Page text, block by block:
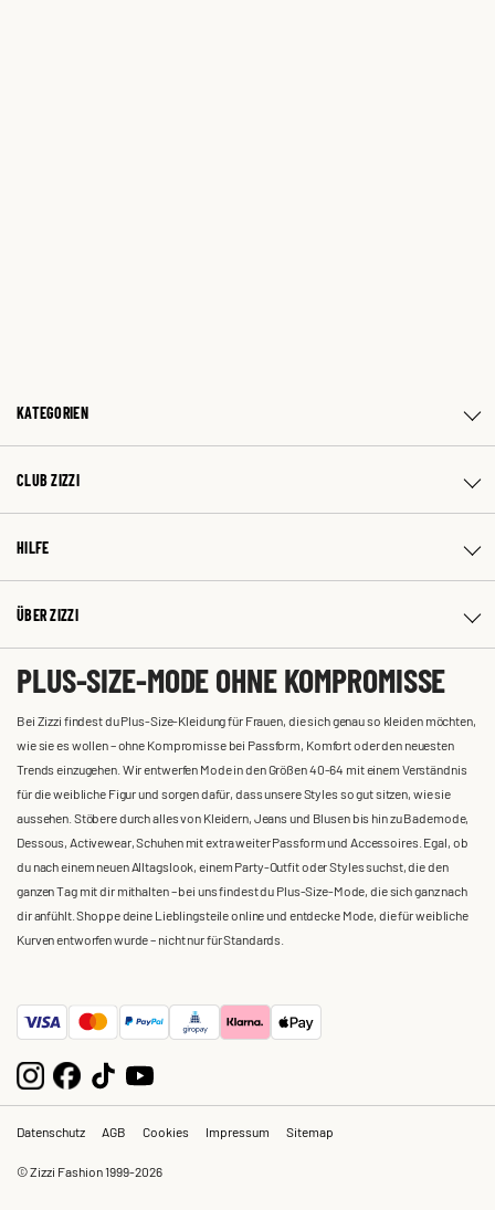
KATEGORIEN
CLUB ZIZZI
HILFE
ÜBER ZIZZI
PLUS-SIZE-MODE OHNE KOMPROMISSE
Bei Zizzi findest du Plus-Size-Kleidung für Frauen, die sich genau so kleiden möchten,
wie sie es wollen – ohne Kompromisse bei Passform, Komfort oder den neuesten
Trends einzugehen. Wir entwerfen Mode in den Größen 40-64 mit einem Verständnis
für die weibliche Figur und sorgen dafür, dass unsere Styles so gut sitzen, wie sie
aussehen. Stöbere durch alles von Kleidern, Jeans und Blusen bis hin zu Bademode,
Dessous, Activewear, Schuhen mit extra weiter Passform und Accessoires. Egal, ob
du nach einem neuen Alltagslook, einem Party-Outfit oder Styles suchst, die den
ganzen Tag mit dir mithalten – bei uns findest du Plus-Size-Mode, die sich ganz nach
dir anfühlt. Shoppe deine Lieblingsteile online und entdecke Mode, die für weibliche
Kurven entworfen wurde – nicht nur für Standards.
Datenschutz AGB Cookies Impressum Sitemap
© Zizzi Fashion 1999-2026